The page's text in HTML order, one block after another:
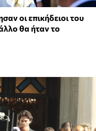
οι επικήδειοι του
θα ήταν το